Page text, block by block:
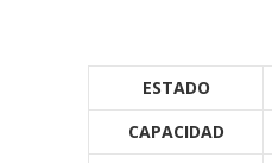
ESTADO
CAPACIDAD